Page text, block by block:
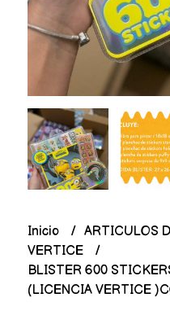
Inicio
ARTICULOS
VERTICE
BLISTER 600
(LICENCIA VERTICE